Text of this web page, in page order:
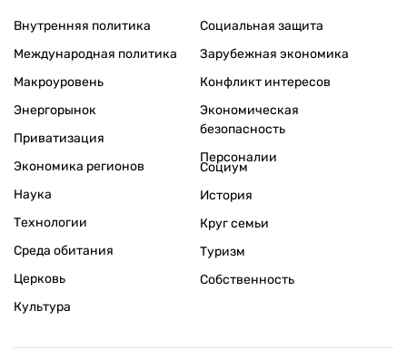
Внутренняя политика
Международная политика
Макроуровень
Энергорынок
Приватизация
Экономика регионов
Социальная защита
Зарубежная экономика
Конфликт интересов
Экономическая
безопасность
Персоналии
Наука
Технологии
Среда обитания
Церковь
Культура
Социум
История
Круг семьи
Туризм
Собственность